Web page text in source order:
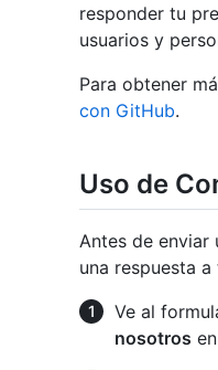
responder tu
usuarios y
Para obtener
con GitHub.
Uso de
Antes de enviar
una respuesta
Ve al
nosotros